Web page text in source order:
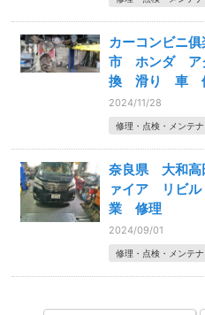
カーコンビニ
市 ホンダ ア
換 滑り 車
2024/11/28
修理・点検・メンテナ
奈良県 大和
ァイア リビ
業 修理
2024/09/01
修理・点検・メンテナ